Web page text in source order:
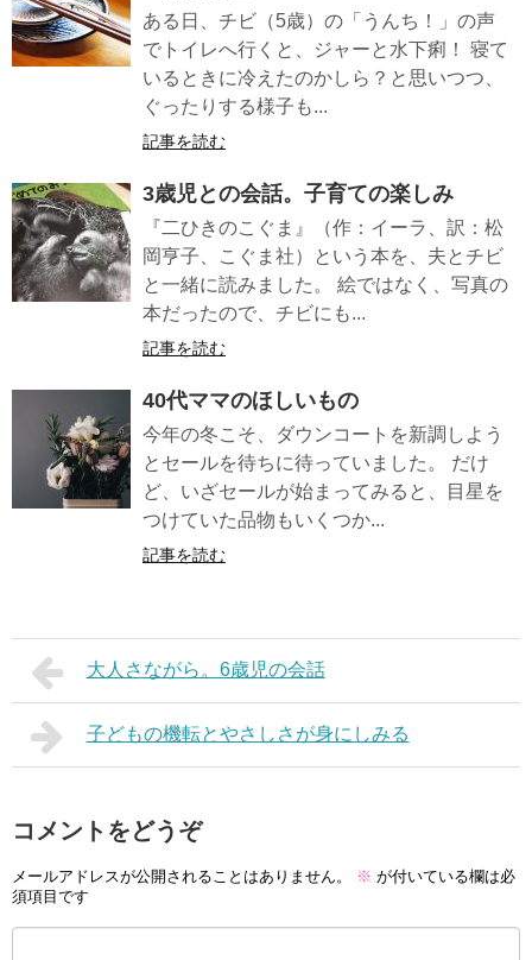
ある日、チビ（5歳）の「うんち！」の声
でトイレへ行くと、ジャーと水下痢！ 寝て
いるときに冷えたのかしら？と思いつつ、
ぐったりする様子も...
記事を読む
3歳児との会話。子育ての楽しみ
『二ひきのこぐま』（作：イーラ、訳：松
岡亨子、こぐま社）という本を、夫とチビ
と一緒に読みました。 絵ではなく、写真の
本だったので、チビにも...
記事を読む
40代ママのほしいもの
今年の冬こそ、ダウンコートを新調しよう
とセールを待ちに待っていました。 だけ
ど、いざセールが始まってみると、目星を
つけていた品物もいくつか...
記事を読む
大人さながら。6歳児の会話
子どもの機転とやさしさが身にしみる
コメントをどうぞ
メールアドレスが公開されることはありません。 ※ が付いている欄は必
須項目です